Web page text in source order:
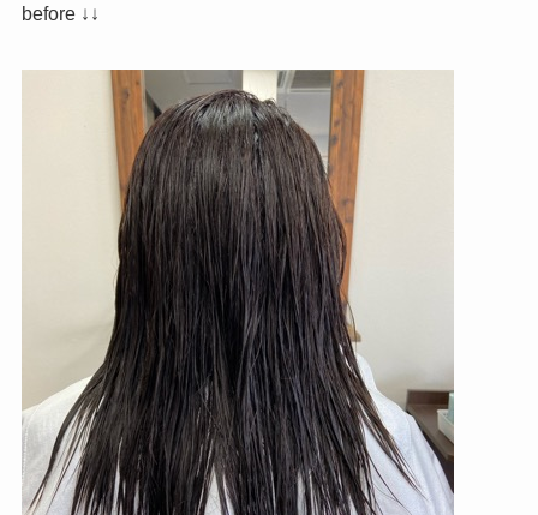
before ↓↓